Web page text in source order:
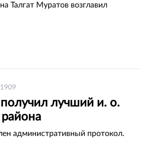
Талгат Муратов возглавил
1909
получил лучший и. о.
административный протокол.